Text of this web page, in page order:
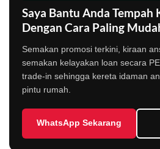
Saya Bantu Anda Tempah
Dengan Cara Paling
Semakan promosi terkini, kiraan
semakan kelayakan loan secara
trade-in sehingga kereta idaman
pintu rumah.
WhatsApp Sekarang